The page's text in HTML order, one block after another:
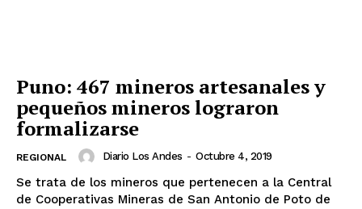
Puno: 467 mineros artesanales y
pequeños mineros lograron
formalizarse
REGIONAL Diario Los Andes - Octubre 4, 2019
Se trata de los mineros que pertenecen a la Central
de Cooperativas Mineras de San Antonio de Poto de